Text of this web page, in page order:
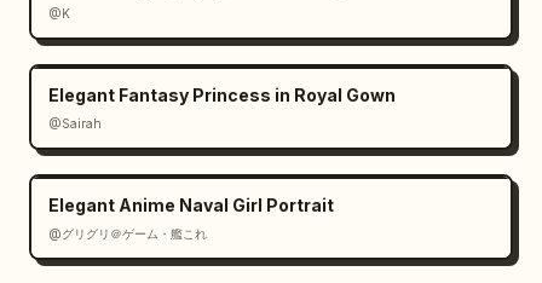
@K
Elegant Fantasy Princess in Royal Gown
@Sairah
Elegant Anime Naval Girl Portrait
@グリグリ＠ゲーム・艦これ